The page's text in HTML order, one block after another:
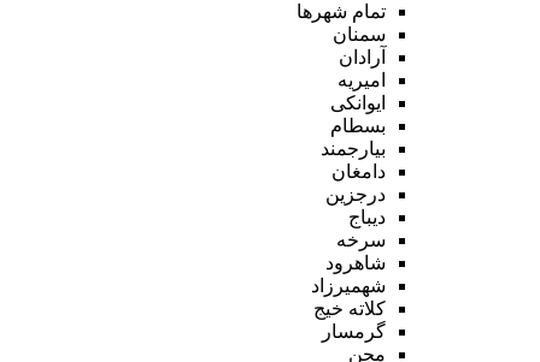
تمام شهر‌ها
سمنان
آرادان
امیریه
ایوانکی
بسطام
بیارجمند
دامغان
درجزین
دیباج
سرخه
شاهرود
شهمیرزاد
کلاته خیج
گرمسار
مجن